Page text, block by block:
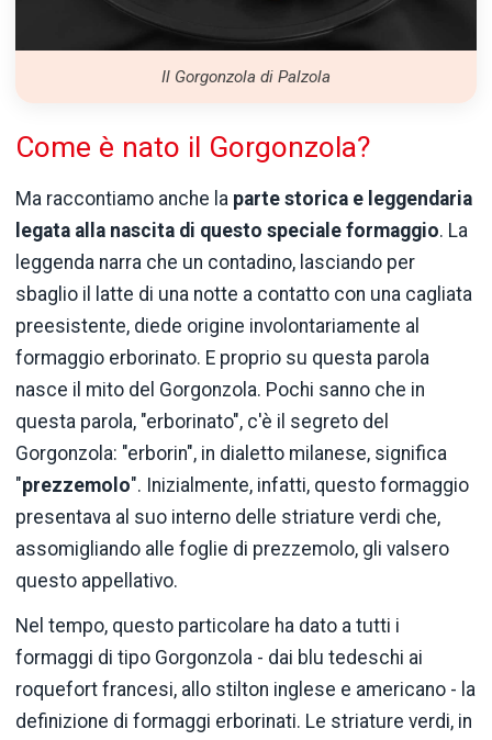
Il Gorgonzola di Palzola
Come è nato il Gorgonzola?
Ma raccontiamo anche la parte storica e leggendaria
legata alla nascita di questo speciale formaggio. La
leggenda narra che un contadino, lasciando per
sbaglio il latte di una notte a contatto con una cagliata
preesistente, diede origine involontariamente al
formaggio erborinato. E proprio su questa parola
nasce il mito del Gorgonzola. Pochi sanno che in
questa parola, "erborinato", c'è il segreto del
Gorgonzola: "erborin", in dialetto milanese, significa
"prezzemolo". Inizialmente, infatti, questo formaggio
presentava al suo interno delle striature verdi che,
assomigliando alle foglie di prezzemolo, gli valsero
questo appellativo.
Nel tempo, questo particolare ha dato a tutti i
formaggi di tipo Gorgonzola - dai blu tedeschi ai
roquefort francesi, allo stilton inglese e americano - la
definizione di formaggi erborinati. Le striature verdi, in